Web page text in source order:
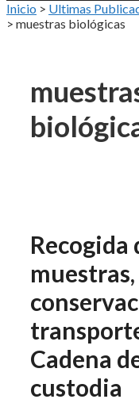
Inicio > Ultimas
> muestras biológicas
Recogida
muestras,
Cadena
custodia